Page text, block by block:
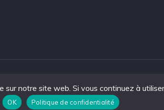
notre site web. Si vous continuez à
OK Politique de confidentialité